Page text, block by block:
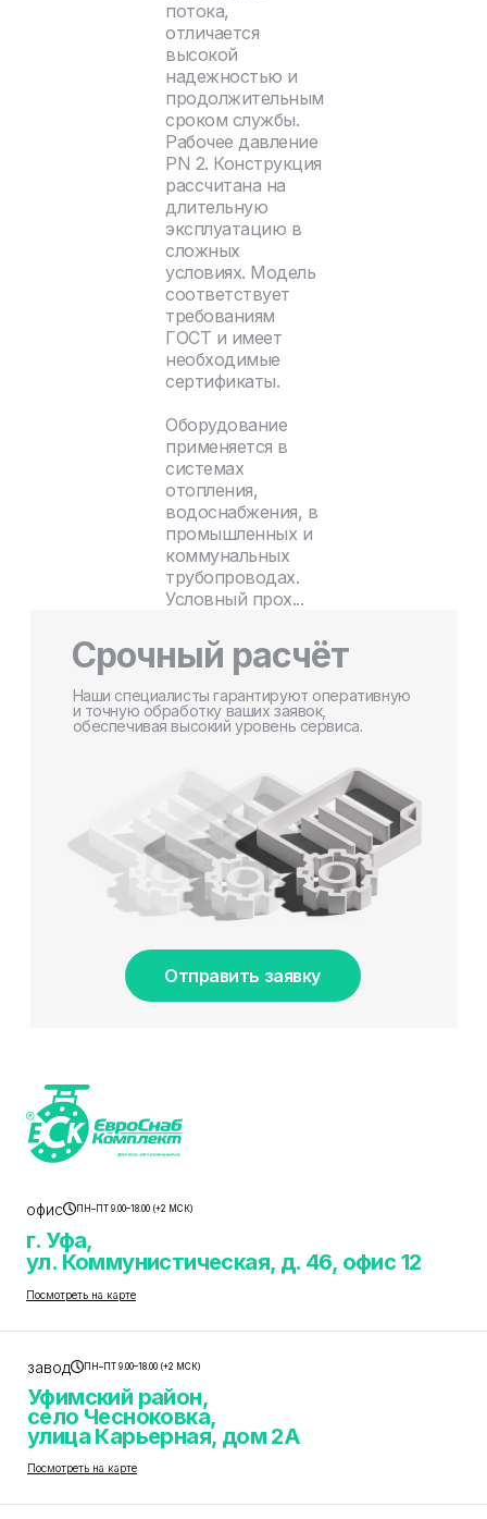
потока,
отличается
высокой
надежностью и
продолжительным
сроком службы.
Рабочее давление
PN 2. Конструкция
рассчитана на
длительную
эксплуатацию в
сложных
условиях. Модель
соответствует
требованиям
ГОСТ и имеет
необходимые
сертификаты.
Оборудование
применяется в
системах
отопления,
водоснабжения, в
промышленных и
коммунальных
трубопроводах.
Условный прох...
Срочный расчёт
Наши специалисты гарантируют оперативную
и точную обработку ваших заявок,
обеспечивая высокий уровень сервиса.
Отправить заявку
офис ПН–ПТ 9.00–18.00 (+2 МСК)
г. Уфа,
ул. Коммунистическая, д. 46, офис 12
Посмотреть на карте
завод ПН–ПТ 9.00–18.00 (+2 МСК)
Уфимский район,
село Чесноковка,
улица Карьерная, дом 2А
Посмотреть на карте